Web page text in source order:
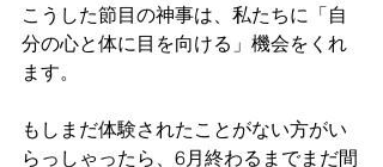
こうした節目の神事は、私たちに「自
分の心と体に目を向ける」機会をくれ
ます。
もしまだ体験されたことがない方がい
らっしゃったら、6月終わるまでまだ間